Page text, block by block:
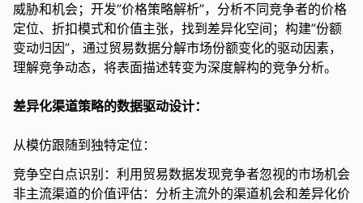
威胁和机会；开发”价格策略解析”，分析不同竞争者的价格
定位、折扣模式和价值主张，找到差异化空间；构建”份额
变动归因”，通过贸易数据分解市场份额变化的驱动因素，
理解竞争动态，将表面描述转变为深度解构的竞争分析。
差异化渠道策略的数据驱动设计：
从模仿跟随到独特定位：
竞争空白点识别：利用贸易数据发现竞争者忽视的市场机会
非主流渠道的价值评估：分析主流外的渠道机会和差异化价